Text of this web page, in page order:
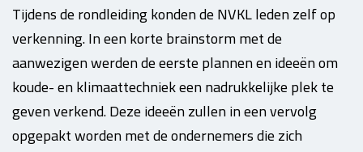
Tijdens de rondleiding konden de NVKL leden zelf op
verkenning. In een korte brainstorm met de
aanwezigen werden de eerste plannen en ideeën om
koude- en klimaattechniek een nadrukkelijke plek te
geven verkend. Deze ideeën zullen in een vervolg
opgepakt worden met de ondernemers die zich